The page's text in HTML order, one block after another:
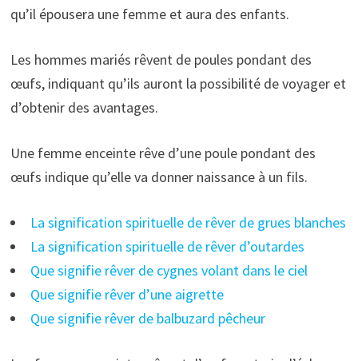
qu’il épousera une femme et aura des enfants.
Les hommes mariés rêvent de poules pondant des
œufs, indiquant qu’ils auront la possibilité de voyager et
d’obtenir des avantages.
Une femme enceinte rêve d’une poule pondant des
œufs indique qu’elle va donner naissance à un fils.
La signification spirituelle de rêver de grues blanches
La signification spirituelle de rêver d’outardes
Que signifie rêver de cygnes volant dans le ciel
Que signifie rêver d’une aigrette
Que signifie rêver de balbuzard pêcheur